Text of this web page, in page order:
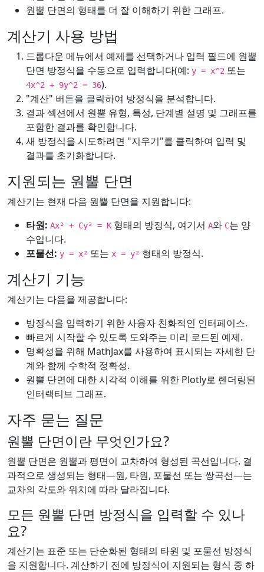
원뿔 단면의 형태를 더 잘 이해하기 위한 그래프.
계산기 사용 방법
드롭다운 메뉴에서 예제를 선택하거나 입력 필드에 원뿔
단면 방정식을 수동으로 입력합니다(예: y = x^2 또는
4x^2 + 9y^2 = 36).
"계산" 버튼을 클릭하여 방정식을 분석합니다.
결과 섹션에서 원뿔 유형, 특성, 단계별 설명 및 그래프를
포함한 결과를 확인합니다.
새 방정식을 시도하려면 "지우기"를 클릭하여 입력 및
결과를 초기화합니다.
지원되는 원뿔 단면
계산기는 현재 다음 원뿔 단면을 지원합니다:
타원: Ax² + Cy² = K 형태의 방정식, 여기서 A와 C는 양
수입니다.
포물선: y = x² 또는 x = y² 형태의 방정식.
계산기 기능
계산기는 다음을 제공합니다:
방정식을 입력하기 위한 사용자 친화적인 인터페이스.
빠르게 시작할 수 있도록 도와주는 미리 로드된 예제.
명확성을 위해 MathJax를 사용하여 표시되는 자세한 단
계와 함께 수학적 정확성.
원뿔 단면에 대한 시각적 이해를 위한 Plotly로 렌더링된
인터랙티브 그래프.
자주 묻는 질문
원뿔 단면이란 무엇인가요?
원뿔 단면은 원뿔과 평면이 교차하여 형성된 곡선입니다. 결
과적으로 생성되는 형태—원, 타원, 포물선 또는 쌍곡선—는
교차의 각도와 위치에 따라 달라집니다.
모든 원뿔 단면 방정식을 입력할 수 있나
요?
계산기는 표준 또는 단순화된 형태의 타원 및 포물선 방정식
을 지원합니다. 계산하기 전에 방정식이 지원되는 형식 중 하